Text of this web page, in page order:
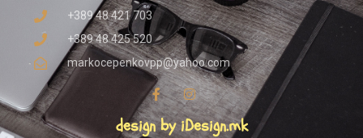
+389 48 421 703
+389 48 425 520
markocepenkovpp@yahoo.com
design by iDesign.mk